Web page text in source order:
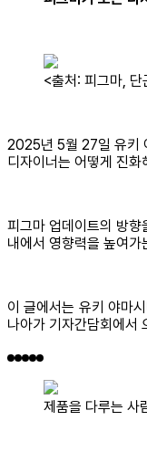
<출처: 피그마,
2025년 5월 27일 유키
디자이너는 어떻게 진
피그마 업데이트의 방
내에서 영향력을 높여
이 글에서는 유키 야마
나아가 기자간담회에서
제품을 다루는 사